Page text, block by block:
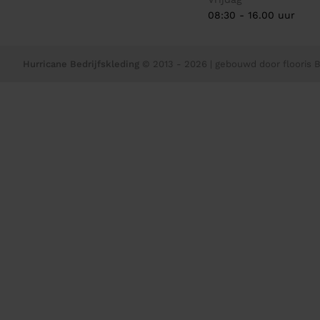
08:30 - 16.00 uur
Hurricane Bedrijfskleding © 2013 - 2026 | gebouwd door flooris